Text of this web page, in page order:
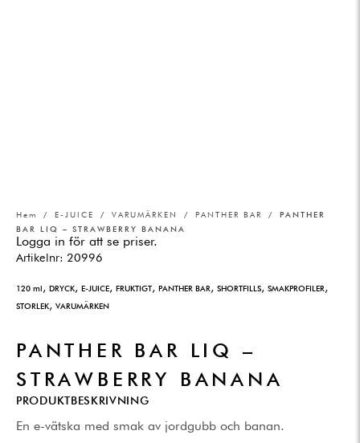
Hem / E-JUICE / VARUMÄRKEN / PANTHER BAR
/ PANTHER
BAR LIQ – STRAWBERRY BANANA
Logga in för att se priser.
Artikelnr: 20996
120 ml , DRYCK, E-JUICE, FRUKTIGT, PANTHER BAR , SHORTFILLS, SMAKPROFILER ,
STORLEK, VARUMÄRKEN
PANTHER BAR LIQ –
STRAWBERRY BANANA
PRODUKTBESKRIVNING
En e-vätska med smak av jordgubb och banan.